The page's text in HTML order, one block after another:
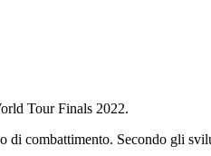
Tour Finals 2022.
combattimento. Secondo gli